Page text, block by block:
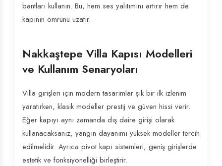
bantları kullanın. Bu, hem ses yalıtımını artırır hem de
kapının ömrünü uzatır.
Nakkaştepe Villa Kapısı Modelleri
ve Kullanım Senaryoları
Villa girişleri için modern tasarımlar şık bir ilk izlenim
yaratırken, klasik modeller prestij ve güven hissi verir.
Eğer kapıyı aynı zamanda dış daire girişi olarak
kullanacaksanız, yangın dayanımı yüksek modeller tercih
edilmelidir. Ayrıca pivot kapı sistemleri, geniş girişlerde
estetik ve fonksiyonelliği birleştirir.